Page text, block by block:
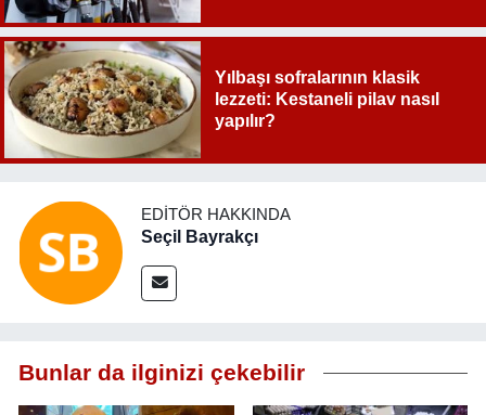
Yılbaşı sofralarının klasik
lezzeti: Kestaneli pilav nasıl
yapılır?
EDITÖR HAKKINDA
Seçil Bayrakçı
Bunlar da ilginizi çekebilir